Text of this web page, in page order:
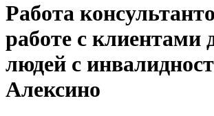
Работа
работе с клиентами
людей с
Алексино